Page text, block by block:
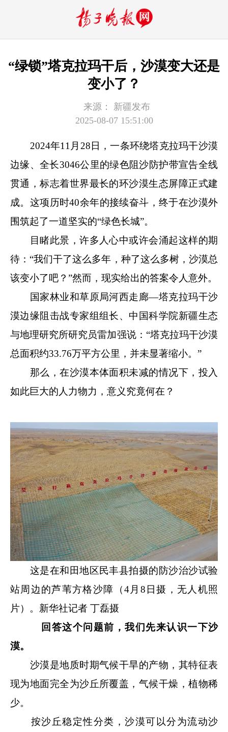
“绿锁”塔克拉玛干后，沙漠变大还是
变小了？
来源：
新疆发布
2025-08-07 15:51:00
2024年11月28日，一条环绕塔克拉玛干沙漠
边缘、全长3046公里的绿色阻沙防护带宣告全线
贯通，标志着世界最长的环沙漠生态屏障正式建
成。这项历时40余年的接续奋斗，终于在沙漠外
围筑起了一道坚实的“绿色长城”。
目睹此景，许多人心中或许会涌起这样的期
待：“我们干了这么多年，种了这么多树，沙漠总
该变小了吧？”然而，现实给出的答案令人意外。
国家林业和草原局河西走廊—塔克拉玛干沙
漠边缘阻击战专家组组长、中国科学院新疆生态
与地理研究所研究员雷加强说：“塔克拉玛干沙漠
总面积约33.76万平方公里，并未显著缩小。”
那么，在沙漠本体面积未减的情况下，投入
如此巨大的人力物力，意义究竟何在？
这是在和田地区民丰县拍摄的防沙治沙试验
站周边的芦苇方格沙障（4月8日摄，无人机照
片）。新华社记者 丁磊摄
回答这个问题前，我们先来认识一下沙
漠。
沙漠是地质时期气候干旱的产物，其特征表
现为地面完全为沙丘所覆盖，气候干燥，植物稀
少。
按沙丘稳定性分类，沙漠可以分为流动沙